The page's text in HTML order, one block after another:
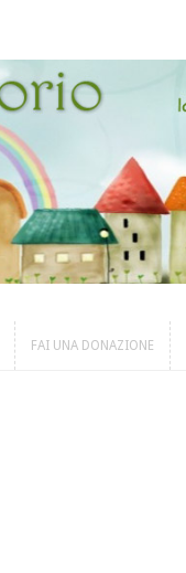
FAI UNA DONAZIONE